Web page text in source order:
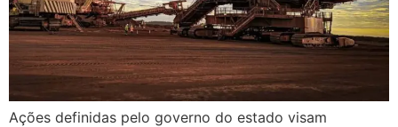
Ações definidas pelo governo do estado visam